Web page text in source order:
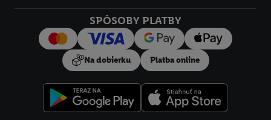
SPÔSOBY PLATBY
Na dobierku Platba online
Kliknutím na možnosť "Odmietnuť" môžete povoliť iba
používanie potrebných technológií. Kliknutím na "
vyjadríte súhlas so spracúvaním na všetky vyššie uvedené účely.
Ďalšie informácie vrátane informácií o dobe uchovávania
údajov a Vašom práve kedykoľvek odvolať súhlas s účinnosťou
do budúcnosti nájdete v našichzásadách ochrany osobných
Imprint nájdete tu.